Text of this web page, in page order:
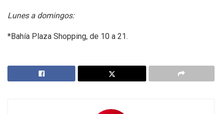
Lunes a domingos:
*Bahía Plaza Shopping, de 10 a 21.